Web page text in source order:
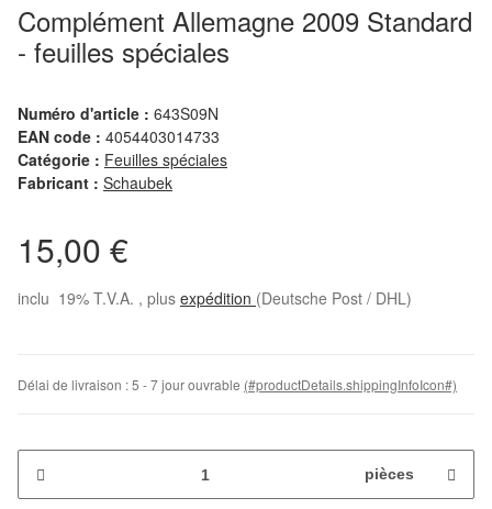
Complément Allemagne 2009 Standard
- feuilles spéciales
Numéro d'article : 643S09N
EAN code : 4054403014733
Catégorie : Feuilles spéciales
Fabricant : Schaubek
15,00 €
inclu 19% T.V.A. , plus expédition (Deutsche Post / DHL)
Délai de livraison :5 - 7 jour ouvrable (#productDetails.shippingInfoIcon#)
pièces